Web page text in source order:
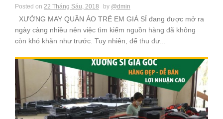
Posted on 22 Tháng Sáu, 2018 by @dmin
XƯỞNG MAY QUẦN ÁO TRẺ EM GIÁ SỈ đang được mở ra
ngày càng nhiều nên việc tìm kiếm nguồn hàng đã không
còn khó khăn như trước. Tuy nhiên, để thu đư...